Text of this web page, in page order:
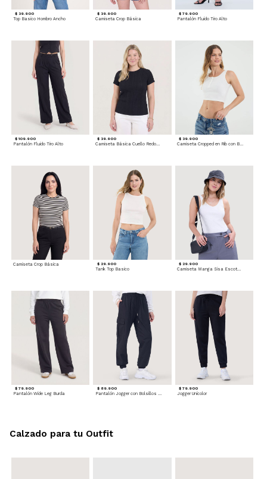
$ 39.900
Top Basico Hombro Ancho
$ 39.900
Camiseta Crop Básica
$ 79.900
Pantalón Fluido Tiro Alto
$ 109.900
Pantalón Fluido Tiro Alto
$ 39.900
Camiseta Básica Cuello Redondo
$ 39.900
Camiseta Cropped en Rib con Botones
Camiseta Crop Básica $ 29.900
Tank Top Basico
$ 29.900
$ 79.900
Pantalón Wide Leg Burda
$ 89.900
Pantalón Jogger con Bolsillos Cargo
$ 79.900
Jogger Unicolor
Calzado para tu Outfit